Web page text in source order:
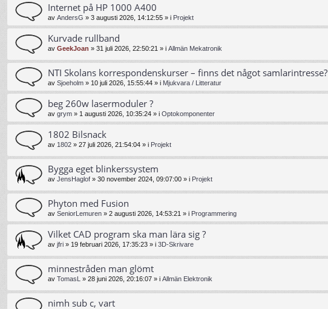
Internet på HP 1000 A400
av AndersG » 3 augusti 2026, 14:12:55 » i Projekt
Kurvade rullband
av GeekJoan » 31 juli 2026, 22:50:21 » i Allmän Mekatronik
NTI Skolans korrespondenskurser – finns det något samlarintresse?
av Sjoeholm » 10 juli 2026, 15:55:44 » i Mjukvara / Litteratur
beg 260w lasermoduler ?
av grym » 1 augusti 2026, 10:35:24 » i Optokomponenter
1802 Bilsnack
av 1802 » 27 juli 2026, 21:54:04 » i Projekt
Bygga eget blinkerssystem
av JensHaglof » 30 november 2024, 09:07:00 » i Projekt
Phyton med Fusion
av SeniorLemuren » 2 augusti 2026, 14:53:21 » i Programmering
Vilket CAD program ska man lära sig ?
av jfri » 19 februari 2026, 17:35:23 » i 3D-Skrivare
minnestråden man glömt
av TomasL » 28 juni 2026, 20:16:07 » i Allmän Elektronik
nimh sub c, vart